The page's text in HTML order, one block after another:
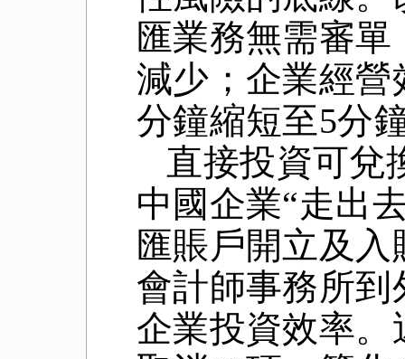
匯業務無需審
減少；企業經營
分鐘縮短至5分
直接投資可兌
中國企業“走出
匯賬戶開立及
會計師事務所
企業投資效率